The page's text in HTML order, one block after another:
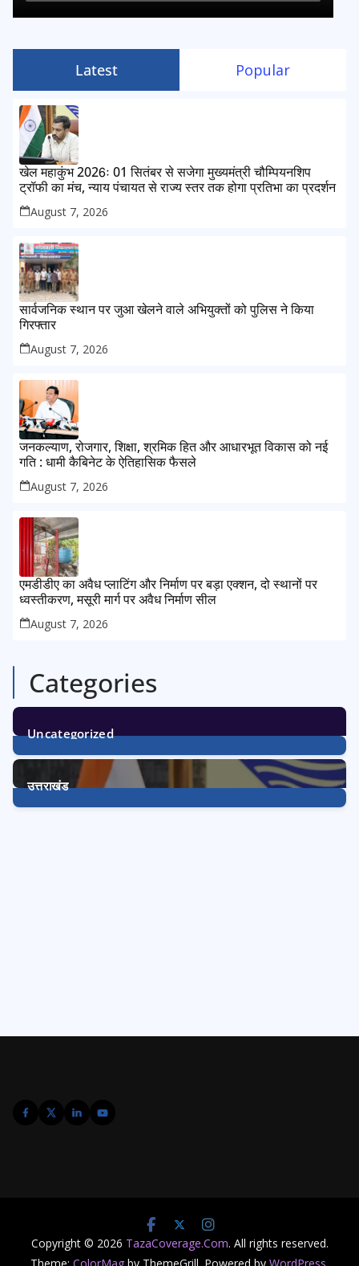
Latest Popular
खेल महाकुंभ 2026ः 01 सितंबर से सजेगा मुख्यमंत्री चौम्पियनशिप
ट्रॉफी का मंच, न्याय पंचायत से राज्य स्तर तक होगा प्रतिभा का प्रदर्शन
August 7, 2026
सार्वजनिक स्थान पर जुआ खेलने वाले अभियुक्तों को पुलिस ने किया
गिरफ्तार
August 7, 2026
जनकल्याण, रोजगार, शिक्षा, श्रमिक हित और आधारभूत विकास को नई
गति : धामी कैबिनेट के ऐतिहासिक फैसले
August 7, 2026
एमडीडीए का अवैध प्लाटिंग और निर्माण पर बड़ा एक्शन, दो स्थानों पर
ध्वस्तीकरण, मसूरी मार्ग पर अवैध निर्माण सील
August 7, 2026
Categories
Uncategorized
1Post
उत्तराखंड
Copyright © 2026 TazaCoverage.Com. All rights reserved.